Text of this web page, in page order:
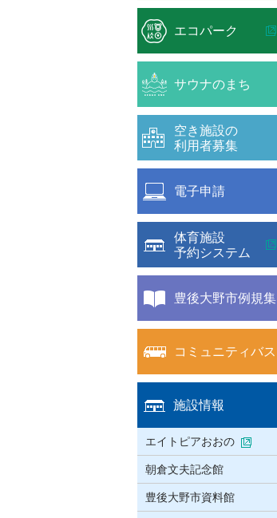
エコパーク
サウナのまち
空き施設の
利用者募集
電子申請
体育施設
予約システム
豊後大野市例規集
コミュニティバス
施設情報
エイトピアおおの
朝倉文夫記念館
豊後大野市資料館